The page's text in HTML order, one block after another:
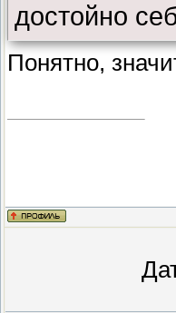
достойно
Понятно,